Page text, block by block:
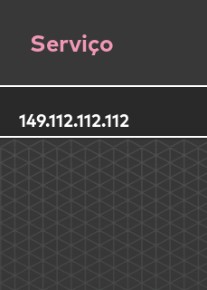
Serviço
149.112.112.112